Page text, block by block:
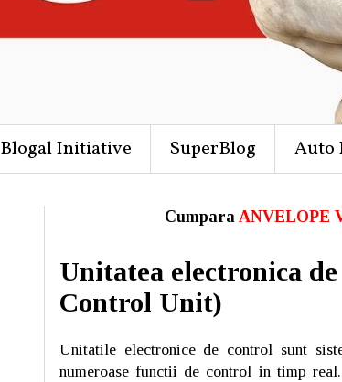
Blogal Initiative SuperBlog Auto
Cumpara ANVELOPE
Unitatea electronica
Control Unit)
Unitatile electronice de control sunt
numeroase functii de control in timp